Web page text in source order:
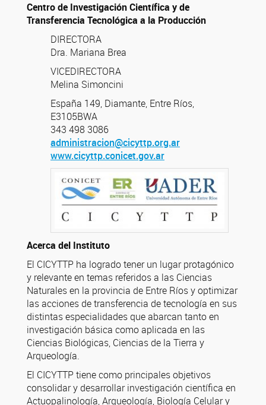
Centro de Investigación Científica y de
Transferencia Tecnológica a la Producción
DIRECTORA
Dra. Mariana Brea
VICEDIRECTORA
Melina Simoncini
España 149, Diamante, Entre Ríos,
E3105BWA
343 498 3086
administracion@cicyttp.org.ar
www.cicyttp.conicet.gov.ar
Acerca del Instituto
El CICYTTP ha logrado tener un lugar protagónico
y relevante en temas referidos a las Ciencias
Naturales en la provincia de Entre Ríos y optimizar
las acciones de transferencia de tecnología en sus
distintas especialidades que abarcan tanto en
investigación básica como aplicada en las
Ciencias Biológicas, Ciencias de la Tierra y
Arqueología.
El CICYTTP tiene como principales objetivos
consolidar y desarrollar investigación científica en
Actuopalinología, Arqueología, Biología Celular y